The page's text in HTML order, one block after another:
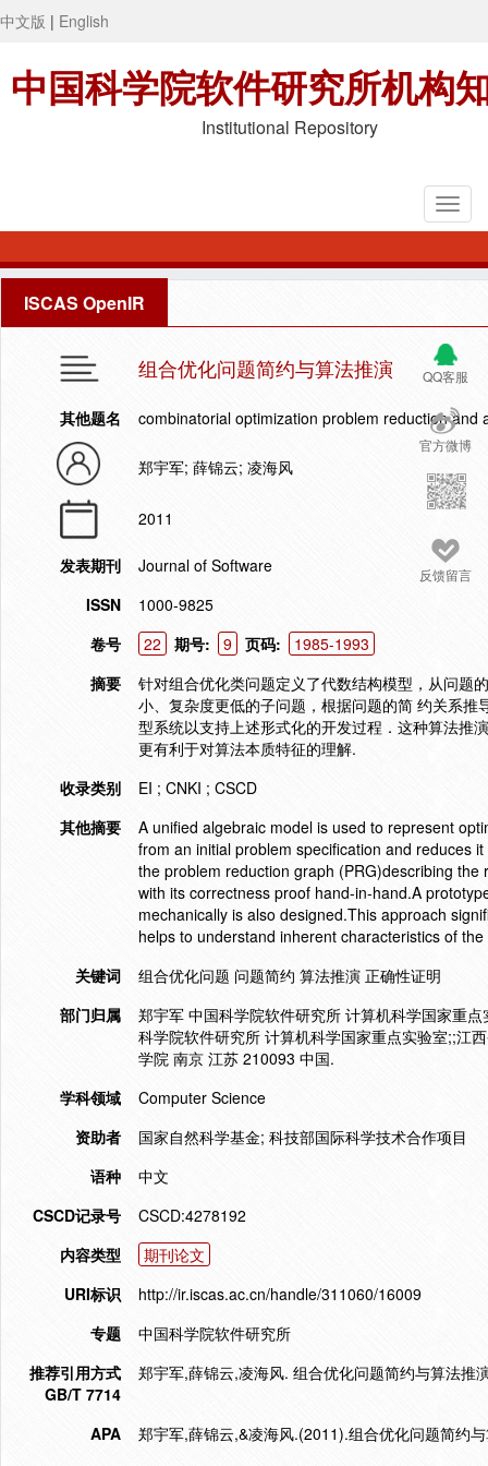
中文版 | English
中国科学院软件研究所机构
Institutional Repository
ISCAS OpenIR
QQ客服
官方微博
反馈留言
组合优化问题简约与算法推演
其他题名 combinatorial optimization problem reduction and
郑宇军; 薛锦云; 凌海风
2011
发表期刊
Journal of Software
ISSN
1000-9825
卷号
22 期号: 9 页码:
1985-1993
摘要
针对组合优化类问题定义了代数结构模型，从问题
小、复杂度更低的子问题，根据问题的简 约关系
型系统以支持上述形式化的开发过程．这种算法推
更有利于对算法本质特征的理解.
收录类别
EI ; CNKI ; CSCD
其他摘要
A unified algebraic model is used to represent
from an initial problem specification and reduces
the problem reduction graph (PRG)describing
with its correctness proof hand-in-hand.A
mechanically is also designed.This approach
helps to understand inherent characteristics of
关键词
组合优化问题 问题简约 算法推演 正确性证明
部门归属
郑宇军 中国科学院软件研究所 计算机科学国家重
科学院软件研究所 计算机科学国家重点实验室;;江
学院 南京 江苏 210093 中国.
学科领域
Computer Science
资助者
国家自然科学基金; 科技部国际科学技术合作项目
语种
中文
CSCD记录号
CSCD:4278192
内容类型
期刊论文
URI标识
http://ir.iscas.ac.cn/handle/311060/16009
专题
中国科学院软件研究所
推荐引用方式
GB/T 7714
郑宇军,薛锦云,凌海风. 组合优化问题简约与算法
APA
郑宇军,薛锦云,&凌海风.(2011).组合优化问题简约